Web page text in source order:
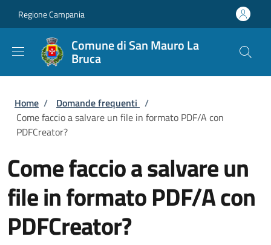
Regione Campania
Comune di San Mauro La
Bruca
Briciole di pane
Home / Domande frequenti /
Come faccio a salvare un file in formato PDF/A con
PDFCreator?
Come faccio a salvare un
file in formato PDF/A con
PDFCreator?